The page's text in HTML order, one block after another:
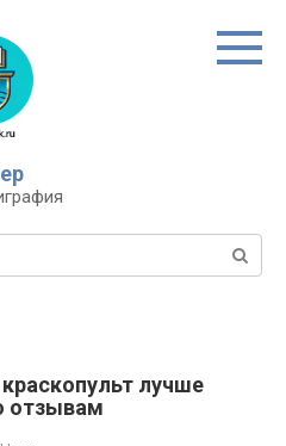
лучше
отзывам